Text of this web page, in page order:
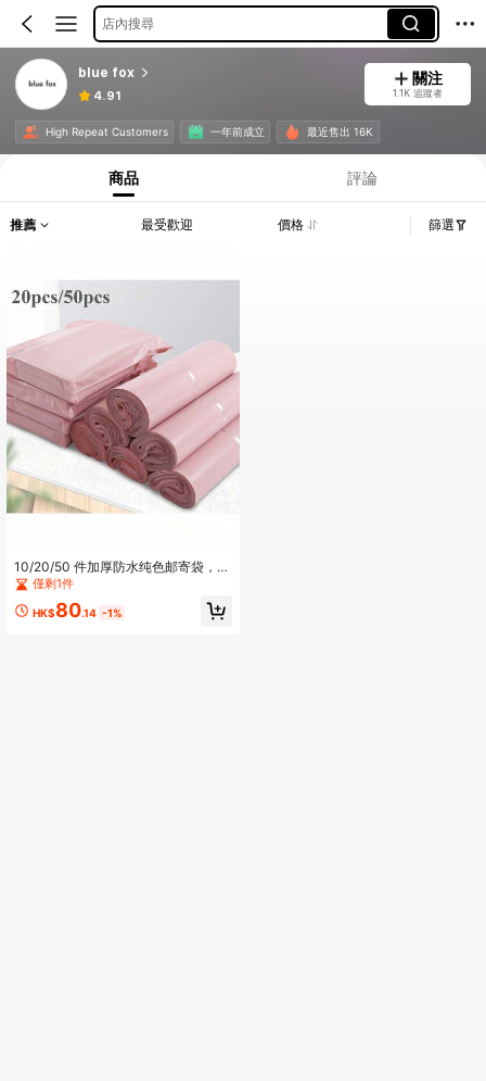
店內搜尋
blue fox
4.91
關注
1.1K 追蹤者
High Repeat Customers 一年前成立 最近售出 16K
商品 評論
推薦 最受歡迎 價格 篩選
10/20/50 件加厚防水纯色邮寄袋，简
易多用途包装袋，适合学校、办公
僅剩1件
HK$80.14 -1%